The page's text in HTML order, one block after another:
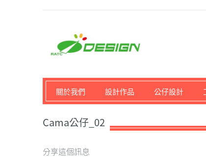
馬路科技創意設計-3D
關於我們 設計作品 公仔設計
Cama公仔_02
分享這個訊息